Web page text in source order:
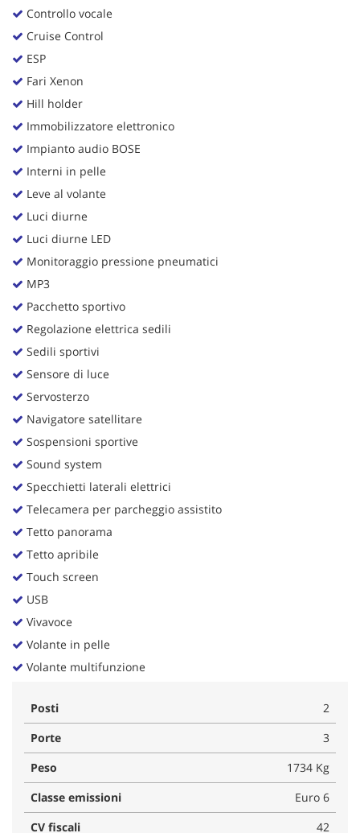
Controllo vocale
Cruise Control
ESP
Fari Xenon
Hill holder
Immobilizzatore elettronico
Impianto audio BOSE
Interni in pelle
Leve al volante
Luci diurne
Luci diurne LED
Monitoraggio pressione pneumatici
MP3
Pacchetto sportivo
Regolazione elettrica sedili
Sedili sportivi
Sensore di luce
Servosterzo
Navigatore satellitare
Sospensioni sportive
Sound system
Specchietti laterali elettrici
Telecamera per parcheggio assistito
Tetto panorama
Tetto apribile
Touch screen
USB
Vivavoce
Volante in pelle
Volante multifunzione
Posti
2
Porte
3
Peso
1734 Kg
Classe emissioni
Euro 6
CV fiscali
42